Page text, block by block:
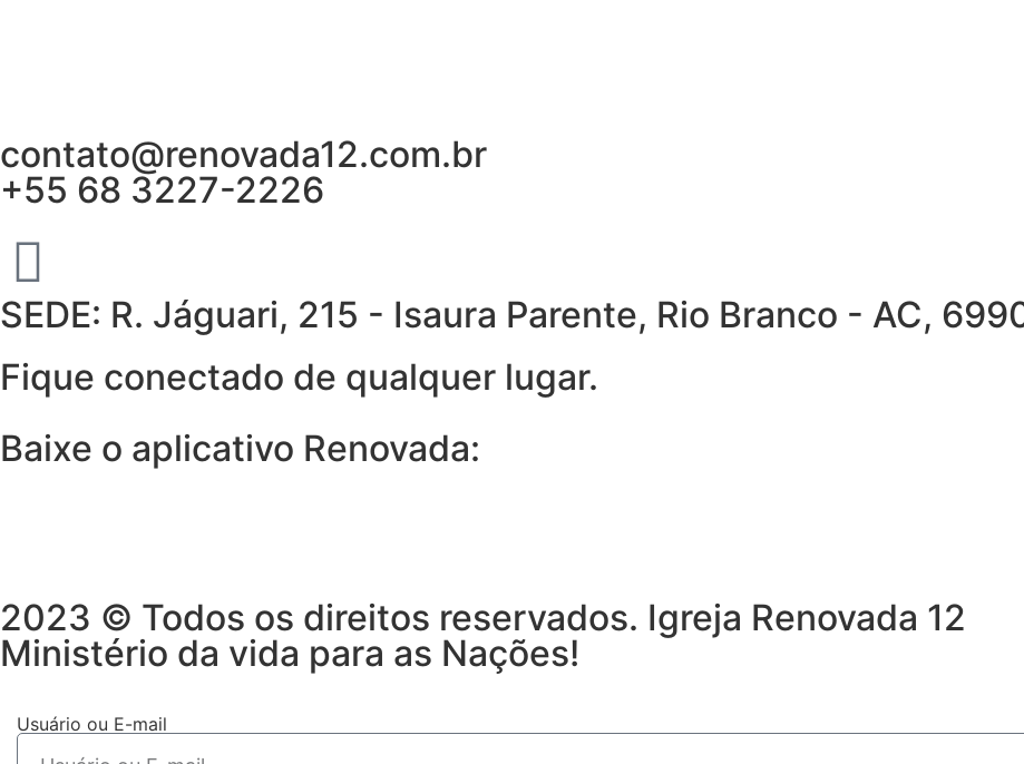
contato@renovada12.com.br
+55 68 3227-2226
SEDE: R. Jáguari, 215 - Isaura Parente, Rio Branco - AC,
Fique conectado de qualquer lugar.
Baixe o aplicativo Renovada:
2023 © Todos os direitos reservados. Igreja Renovada 12
Ministério da vida para as Nações!
Usuário ou E-mail